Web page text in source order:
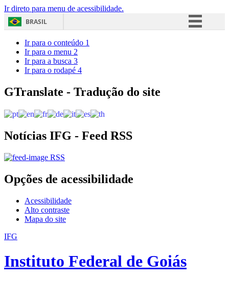
Ir direto para menu de acessibilidade.
BRASIL
Acesso à informação
Ir para o conteúdo 1
Ir para o menu 2
Ir para a busca 3
Ir para o rodapé 4
GTranslate - Tradução do site
Notícias IFG - Feed RSS
RSS
Opções de acessibilidade
Acessibilidade
Alto contraste
Mapa do site
IFG
Instituto Federal de Goiás